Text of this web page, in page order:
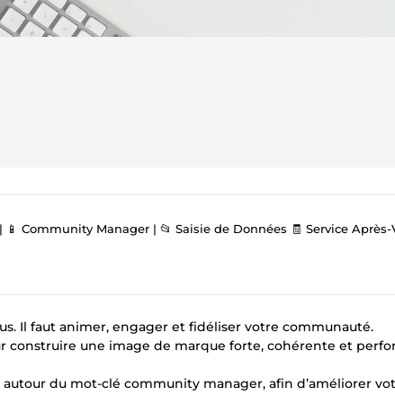
Community Manager | 📂 Saisie de Données 🧾 Service Après-Vente
Il faut animer, engager et fidéliser votre communauté.
construire une image de marque forte, cohérente et
du mot-clé community manager, afin d’améliorer